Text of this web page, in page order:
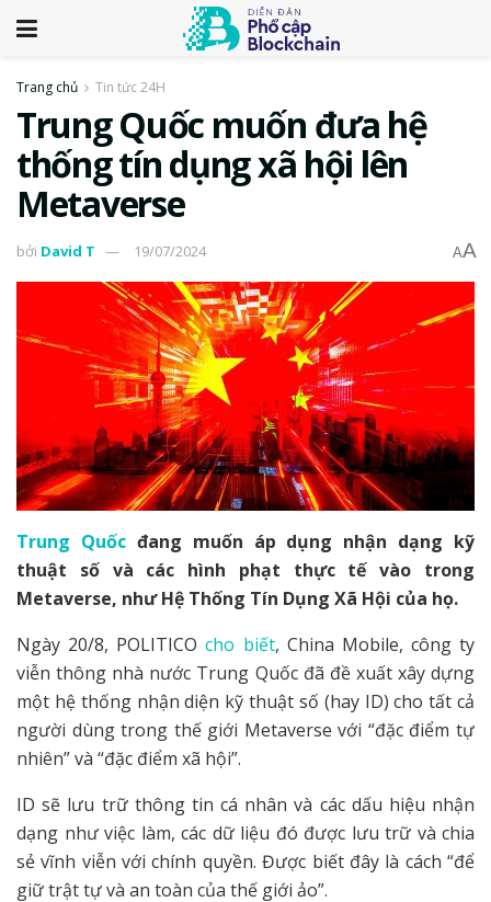
Trang chủ Tin tức 24H
Trung Quốc muốn đưa hệ
thống tín dụng xã hội lên
Metaverse
bởi David T 19/07/2024 AA
Trung Quốcđang muốn áp dụng nhận dạng kỹ
thuật số và các hình phạt thực tế vào trong
Metaverse, như Hệ Thống Tín Dụng Xã Hội của họ.
Ngày 20/8, POLITICOcho biết, China Mobile, công ty
viễn thông nhà nước Trung Quốc đã đề xuất xây dựng
một hệ thống nhận diện kỹ thuật số (hay ID) cho tất cả
người dùng trong thế giới Metaverse với “đặc điểm tự
nhiên” và “đặc điểm xã hội”.
ID sẽ lưu trữ thông tin cá nhân và các dấu hiệu nhận
dạng như việc làm, các dữ liệu đó được lưu trữ và chia
sẻ vĩnh viễn với chính quyền. Được biết đây là cách “để
giữ trật tự và an toàn của thế giới ảo”.